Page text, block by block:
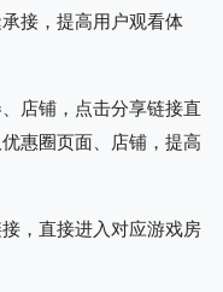
接，提高用户观看体
店铺，点击分享链接直
惠圈页面、店铺，提高
，直接进入对应游戏房